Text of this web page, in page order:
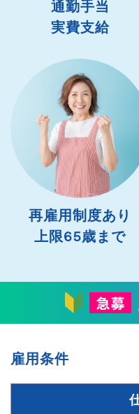
通勤手当
実費支給
再雇用制度あり
上限65歳まで
雇用条件